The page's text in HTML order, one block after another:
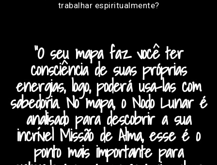
trabalhar espiritualmente?
"O seu mapa faz você ter
consciência de suas próprias
energias, logo, poderá usa-las com
sabedoria. No mapa, o Nodo Lunar é
analisado para descobrir a sua
incrível Missão de Alma, esse é o
ponto mais importante para